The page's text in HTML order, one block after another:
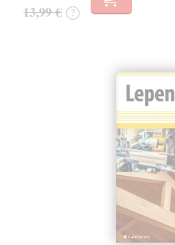
13,99 € ?